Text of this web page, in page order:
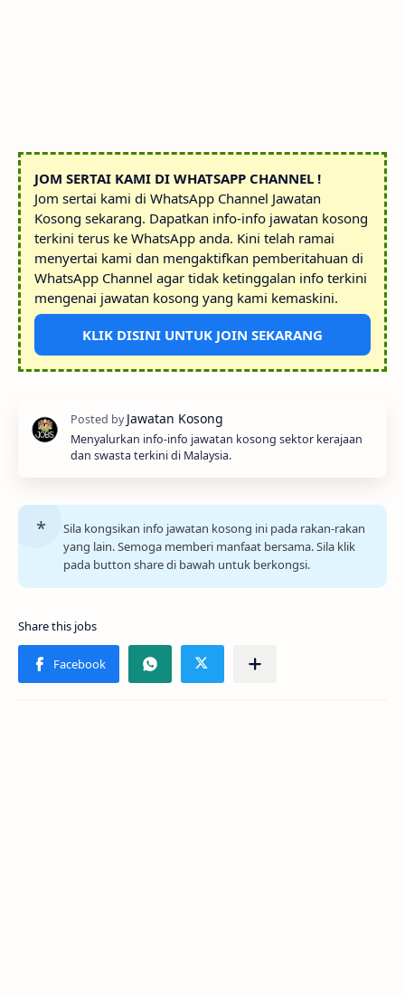
JOM SERTAI KAMI DI WHATSAPP CHANNEL !
Jom sertai kami di WhatsApp Channel Jawatan
Kosong sekarang. Dapatkan info-info jawatan kosong
terkini terus ke WhatsApp anda. Kini telah ramai
menyertai kami dan mengaktifkan pemberitahuan di
WhatsApp Channel agar tidak ketinggalan info terkini
mengenai jawatan kosong yang kami kemaskini.
KLIK DISINI UNTUK JOIN SEKARANG
Menyalurkan info-info jawatan kosong sektor kerajaan
dan swasta terkini di Malaysia.
Sila kongsikan info jawatan kosong ini pada rakan-rakan
yang lain. Semoga memberi manfaat bersama. Sila klik
pada button share di bawah untuk berkongsi.